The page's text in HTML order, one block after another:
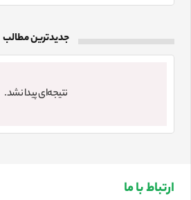
جدیدترین مطالب
نتیجه‌ای پیدا نشد.
ارتباط با ما